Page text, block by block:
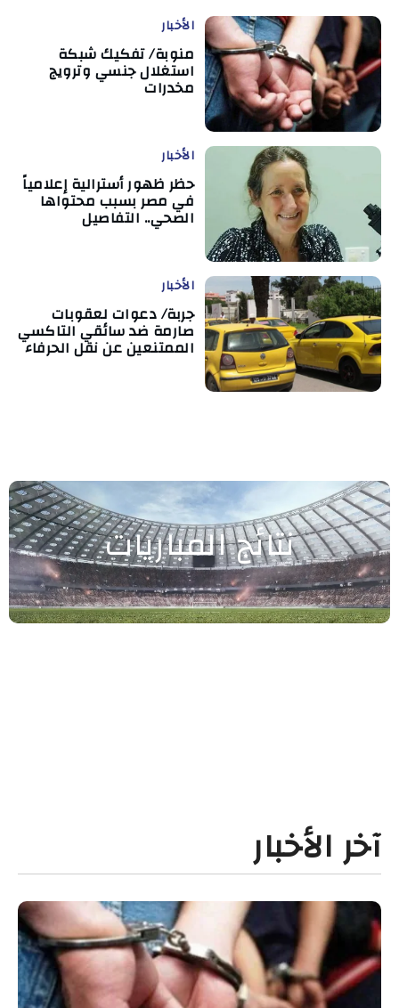
الأخبار
منوبة/ تفكيك شبكة
استغلال جنسي وترويج
مخدرات
الأخبار
حظر ظهور أسترالية إعلامياً
في مصر بسبب محتواها
الصحي.. التفاصيل
الأخبار
جربة/ دعوات لعقوبات
صارمة ضد سائقي التاكسي
الممتنعين عن نقل الحرفاء
نتائج المباريات
آخر الأخبار